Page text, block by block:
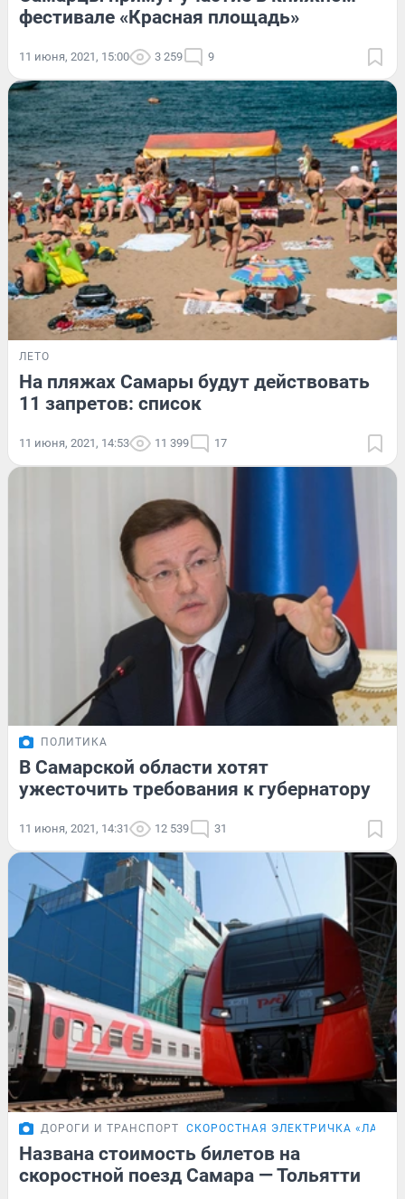
фестивале «Красная площадь»
11 июня, 2021, 15:00 3 259 9
ЛЕТО
На пляжах Самары будут действовать
11 запретов: список
11 июня, 2021, 14:53 11 399 17
ПОЛИТИКА
В Самарской области хотят
ужесточить требования к губернатору
11 июня, 2021, 14:31 12 539 31
ДОРОГИ И ТРАНСПОРТ СКОРОСТНАЯ ЭЛЕКТРИЧКА
Названа стоимость билетов на
скоростной поезд Самара — Тольятти